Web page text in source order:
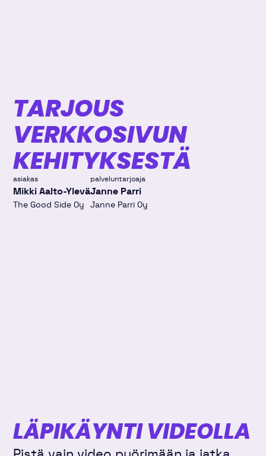
TARJOUS
VERKKOSIVUN
KEHITYKSESTÄ
asiakas
Mikki Aalto-Ylevä
The Good Side Oy
palveluntarjoaja
Janne Parri
Janne Parri Oy
LÄPIKÄYNTI VIDEOLLA